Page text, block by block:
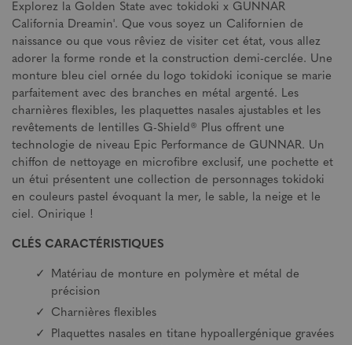
Explorez la Golden State avec tokidoki x GUNNAR
California Dreamin'. Que vous soyez un Californien de
naissance ou que vous rêviez de visiter cet état, vous allez
adorer la forme ronde et la construction demi-cerclée. Une
monture bleu ciel ornée du logo tokidoki iconique se marie
parfaitement avec des branches en métal argenté. Les
charnières flexibles, les plaquettes nasales ajustables et les
revêtements de lentilles G-Shield® Plus offrent une
technologie de niveau Epic Performance de GUNNAR. Un
chiffon de nettoyage en microfibre exclusif, une pochette et
un étui présentent une collection de personnages tokidoki
en couleurs pastel évoquant la mer, le sable, la neige et le
ciel. Onirique !
CLÉS CARACTÉRISTIQUES
Matériau de monture en polymère et métal de
précision
Charnières flexibles
Plaquettes nasales en titane hypoallergénique gravées